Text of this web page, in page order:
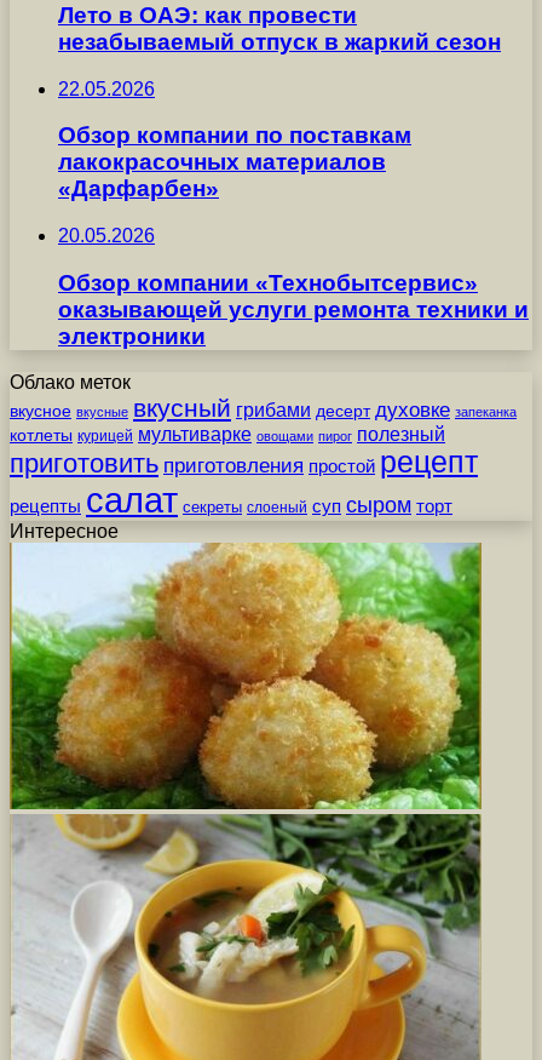
Лето в ОАЭ: как провести
незабываемый отпуск в жаркий сезон
22.05.2026
Обзор компании по поставкам
лакокрасочных материалов
«Дарфарбен»
20.05.2026
Обзор компании «Технобытсервис»
оказывающей услуги ремонта техники и
электроники
Облако меток
вкусное вкусные вкусный грибами десерт духовке запеканка
котлеты курицей мультиварке овощами пирог полезный
приготовить приготовления простой рецепт
рецепты салат секреты слоеный суп сыром торт
Интересное